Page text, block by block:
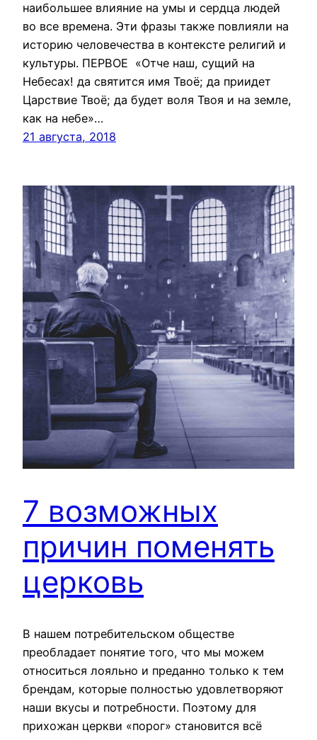
наибольшее влияние на умы и сердца людей
во все времена. Эти фразы также повлияли на
историю человечества в контексте религий и
культуры. ПЕРВОЕ «Отче наш, сущий на
Небесах! да святится имя Твоё; да приидет
Царствие Твоё; да будет воля Твоя и на земле,
как на небе»…
21 августа, 2018
7 возможных
причин поменять
церковь
В нашем потребительском обществе
преобладает понятие того, что мы можем
относиться лояльно и преданно только к тем
брендам, которые полностью удовлетворяют
наши вкусы и потребности. Поэтому для
прихожан церкви «порог» становится всё